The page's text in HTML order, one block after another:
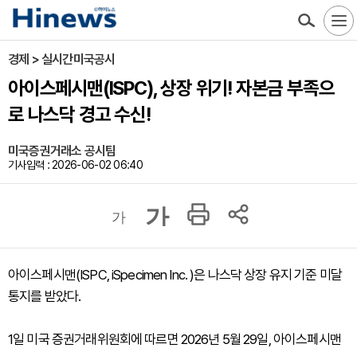
경제 > 실시간미국공시
아이스페시맨(ISPC), 상장 위기! 자본금 부족으
로 나스닥 경고 수신!
미국증권거래소 공시팀
기사입력 : 2026-06-02 06:40
가 가
아이스페시맨(ISPC, iSpecimen Inc. )은 나스닥 상장 유지 기준 미달
통지를 받았다.
1일 미국 증권거래위원회에 따르면 2026년 5월 29일, 아이스페시맨